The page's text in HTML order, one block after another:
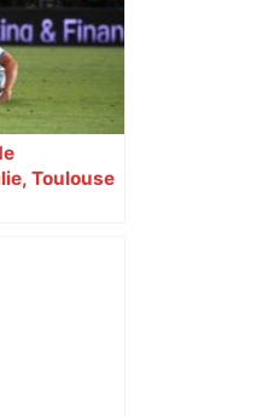
Toulouse
du jeu en